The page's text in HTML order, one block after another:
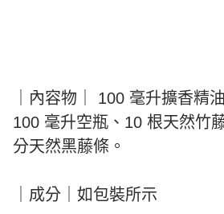
｜內容物｜ 100 毫升擴香精
100 毫升空瓶、10 根天然竹
分天然黑藤條。
｜成分｜如包裝所示